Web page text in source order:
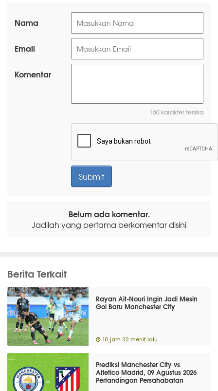
Nama
Email
Komentar
160 karakter tersisa
Belum ada komentar.
Jadilah yang pertama berkomentar disini
Berita Terkait
Rayan Ait-Nouri Ingin Jadi Mesin
Gol Baru Manchester City
10 jam 32 menit lalu
Prediksi Manchester City vs
Atletico Madrid, 09 Agustus 2026
Pertandingan Persahabatan